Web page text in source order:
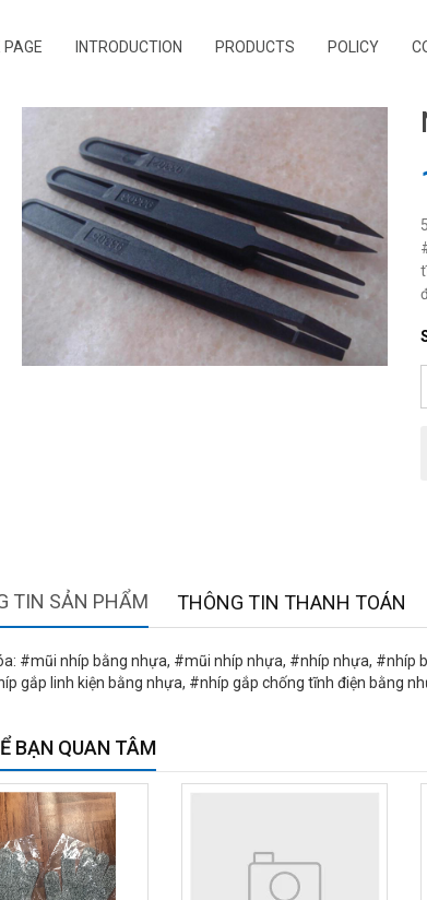
PAGE INTRODUCTION PRODUCTS POLICY
TIN SẢN PHẨM THÔNG TIN THANH TOÁN
#mũi nhíp bằng nhựa, #mũi nhíp nhựa, #nhíp nhựa, #nhíp
gắp linh kiện bằng nhựa, #nhíp gắp chống tĩnh điện bằng
BẠN QUAN TÂM